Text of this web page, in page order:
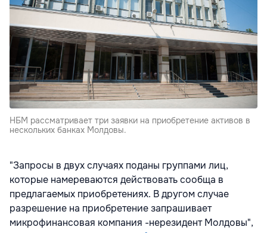
НБМ рассматривает три заявки на приобретение активов в
нескольких банках Молдовы.
"Запросы в двух случаях поданы группами лиц,
которые намереваются действовать сообща в
предлагаемых приобретениях. В другом случае
разрешение на приобретение запрашивает
микрофинансовая компания -нерезидент Молдовы",